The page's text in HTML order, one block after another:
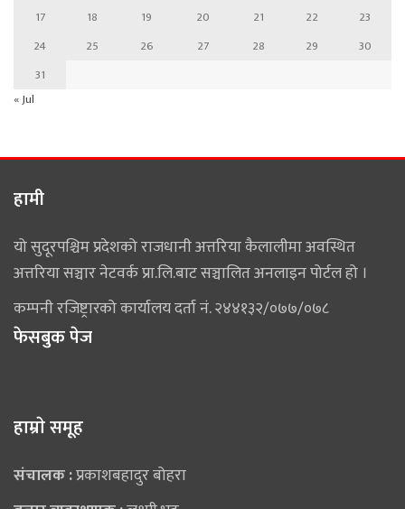
17
18 19 20 21 22
23
24
25 26 27 28 29
30
31
« Jul
हामी
यो सुदूरपश्चिम प्रदेशको राजधानी अत्तरिया कैलालीमा अवस्थित
अत्तरिया सञ्चार नेटवर्क प्रा.लि.बाट सञ्चालित अनलाइन पोर्टल हो ।
कम्पनी रजिष्ट्रारको कार्यालय दर्ता नं. २४४१३२/०७७/०७८
फेसबुक पेज
हाम्राे समूह
संचालक :प्रकाशबहादुर बोहरा